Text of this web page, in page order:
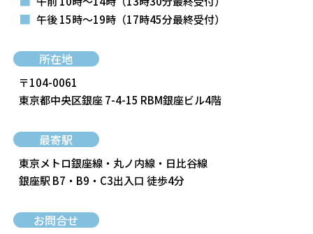
■ 午後 15時～19時 （17時45分最終受付）
所在地
〒104-0061
東京都中央区銀座 7-4-15 RBM銀座ビル4階
最寄駅
東京メトロ銀座線・丸ノ内線・日比谷線
銀座駅 B7・B9・C3出入口 徒歩4分
お問合せ